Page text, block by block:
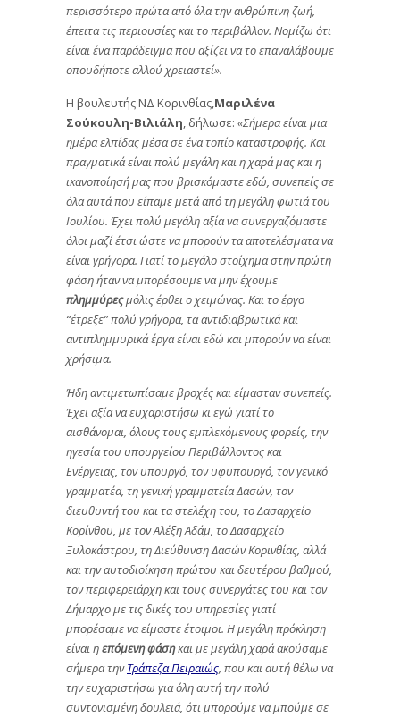
περισσότερο πρώτα από όλα την ανθρώπινη ζωή,
έπειτα τις περιουσίες και το περιβάλλον. Νομίζω ότι
είναι ένα παράδειγμα που αξίζει να το επαναλάβουμε
οπουδήποτε αλλού χρειαστεί».
Η βουλευτής ΝΔ Κορινθίας, Μαριλένα
Σούκουλη-Βιλιάλη , δήλωσε: «Σήμερα είναι μια
ημέρα ελπίδας μέσα σε ένα τοπίο καταστροφής. Και
πραγματικά είναι πολύ μεγάλη και η χαρά μας και η
ικανοποίησή μας που βρισκόμαστε εδώ, συνεπείς σε
όλα αυτά που είπαμε μετά από τη μεγάλη φωτιά του
Ιουλίου. Έχει πολύ μεγάλη αξία να συνεργαζόμαστε
όλοι μαζί έτσι ώστε να μπορούν τα αποτελέσματα να
είναι γρήγορα. Γιατί το μεγάλο στοίχημα στην πρώτη
φάση ήταν να μπορέσουμε να μην έχουμε
πλημμύρεςμόλις έρθει ο χειμώνας. Και το έργο
“έτρεξε” πολύ γρήγορα, τα αντιδιαβρωτικά και
αντιπλημμυρικά έργα είναι εδώ και μπορούν να είναι
χρήσιμα.
Ήδη αντιμετωπίσαμε βροχές και είμασταν συνεπείς.
Έχει αξία να ευχαριστήσω κι εγώ γιατί το
αισθάνομαι, όλους τους εμπλεκόμενους φορείς, την
ηγεσία του υπουργείου Περιβάλλοντος και
Ενέργειας, τον υπουργό, τον υφυπουργό, τον γενικό
γραμματέα, τη γενική γραμματεία Δασών, τον
διευθυντή του και τα στελέχη του, το Δασαρχείο
Κορίνθου, με τον Αλέξη Αδάμ, το Δασαρχείο
Ξυλοκάστρου, τη Διεύθυνση Δασών Κορινθίας, αλλά
και την αυτοδιοίκηση πρώτου και δευτέρου βαθμού,
τον περιφερειάρχη και τους συνεργάτες του και τον
Δήμαρχο με τις δικές του υπηρεσίες γιατί
μπορέσαμε να είμαστε έτοιμοι. Η μεγάλη πρόκληση
είναι ηεπόμενη φάσηκαι με μεγάλη χαρά ακούσαμε
σήμερα τηνΤράπεζα Πειραιώς , που και αυτή θέλω να
την ευχαριστήσω για όλη αυτή την πολύ
συντονισμένη δουλειά, ότι μπορούμε να μπούμε σε